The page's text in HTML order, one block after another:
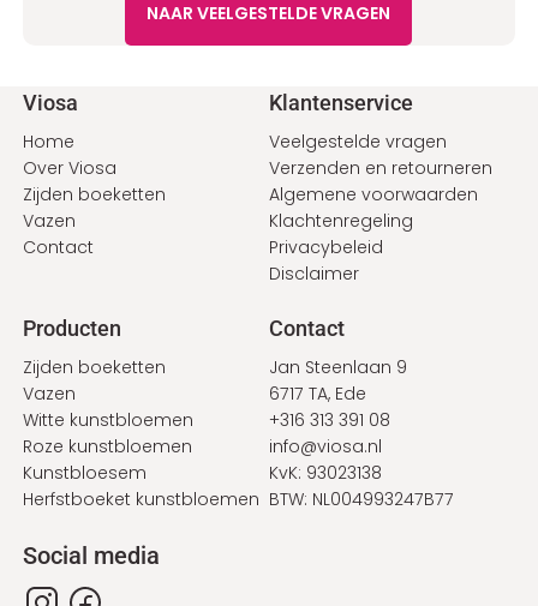
NAAR VEELGESTELDE VRAGEN
Voet
Viosa
Home
Over Viosa
Zijden boeketten
Vazen
Contact
Klantenservice
Veelgestelde vragen
Verzenden en retourneren
Algemene voorwaarden
Klachtenregeling
Privacybeleid
Disclaimer
Producten
Zijden boeketten
Vazen
Witte kunstbloemen
Roze kunstbloemen
Kunstbloesem
Herfstboeket kunstbloemen
Contact
Jan Steenlaan 9
6717 TA, Ede
+316 313 391 08
info@viosa.nl
KvK: 93023138
BTW: NL004993247B77
Social media